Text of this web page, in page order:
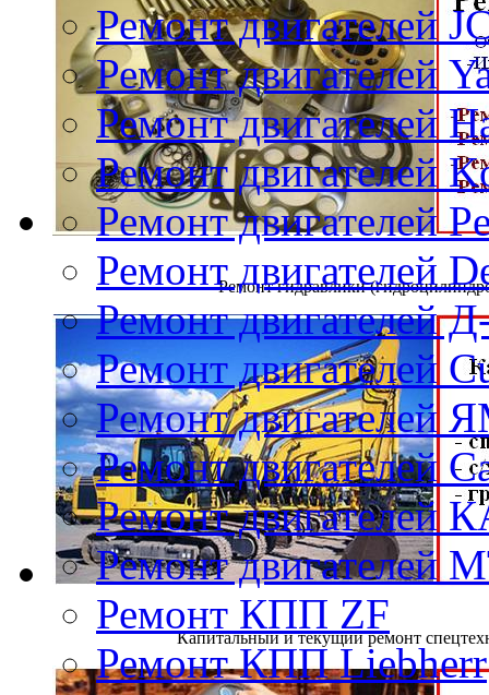
Ремонт гидравлики
Капитальный и текущий ремонт
Ремонт двигателей
Ремонт двигателей
Ремонт двигателей
Ремонт двигателей
Ремонт двигателей
Ремонт двигателей
Ремонт двигателей
Ремонт двигателей
Ремонт двигателей
Ремонт двигателей
Ремонт двигателей
Ремонт двигателей
Ремонт КПП ZF
Ремонт КПП Liebherr